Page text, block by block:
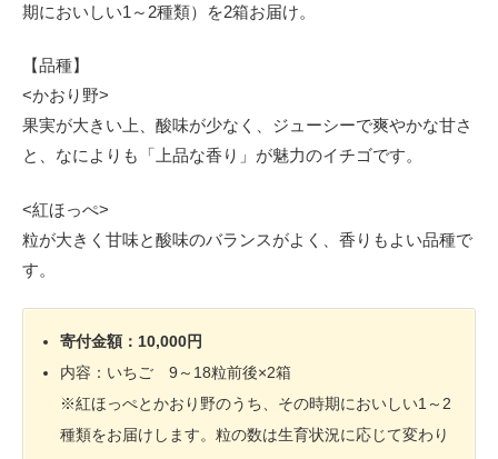
期においしい1～2種類）を2箱お届け。
【品種】
<かおり野>
果実が大きい上、酸味が少なく、ジューシーで爽やかな甘さ
と、なによりも「上品な香り」が魅力のイチゴです。
<紅ほっぺ>
粒が大きく甘味と酸味のバランスがよく、香りもよい品種で
す。
寄付金額：10,000円
内容：いちご 9～18粒前後×2箱
※紅ほっぺとかおり野のうち、その時期においしい1～2
種類をお届けします。粒の数は生育状況に応じて変わり